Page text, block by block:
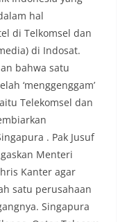
hal
di Telkomsel dan
di Indosat.
bahwa satu
‘menggenggam’
Telekomsel dan
. Pak Jusuf
Menteri
Kanter agar
satu perusahaan
Singapura